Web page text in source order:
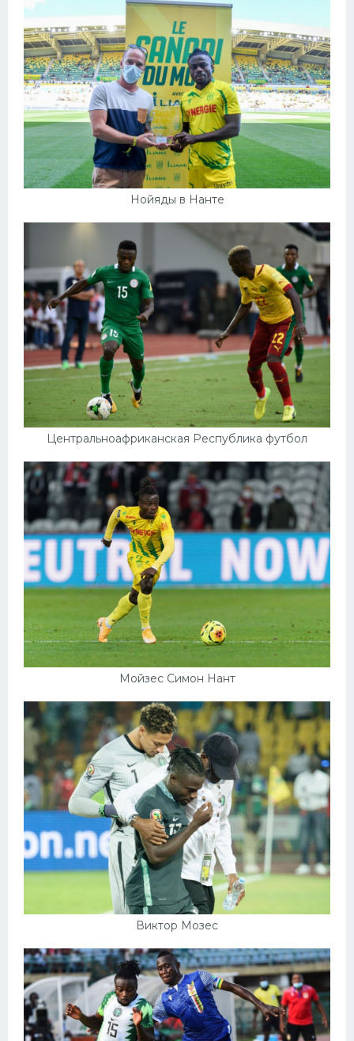
Нойяды в Нанте
Центральноафриканская Республика футбол
Мойзес Симон Нант
Виктор Мозес